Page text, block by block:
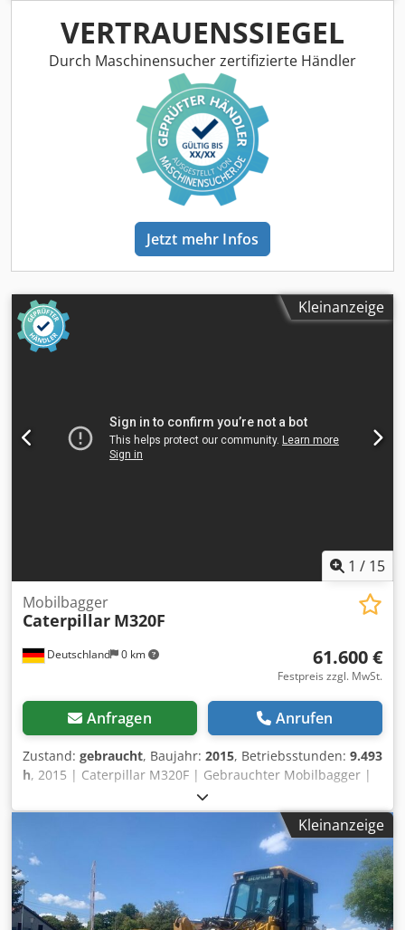
VERTRAUENSSIEGEL
Durch Maschinensucher zertifizierte Händler
Jetzt mehr Infos
Kleinanzeige
1 / 15
Deutschland 0 km
Mobilbagger
Caterpillar M320F
61.600 €
Festpreis zzgl. MwSt.
Anfragen Anrufen
Zustand: gebraucht, Baujahr: 2015, Betriebsstunden: 9.493
h, 2015 | Caterpillar M320F | Gebrauchter Mobilbagger |
9493 hours Chodjzhw Ekspfx Angsa 📍Location:
Deutschland 🚛 Delivery available to your destination – Use
our shipping calculator to estimate transport costs! 💰 Buy
Now for EUR 61600 or Make an Offer. Payment at delivery
available for an affordable fee (subject to approval)* 👷‍♂️
Inspected by an independent expert 56 Inspektionspunkte
48 genehmigt ✅ 8 unvollkommene ℹ️ 0 Ausgaben ⚠️ 📌
Kleinanzeige